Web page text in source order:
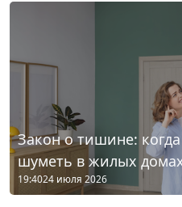
Закон о тишине:
шуметь в жилых
19:4024 июля 2026